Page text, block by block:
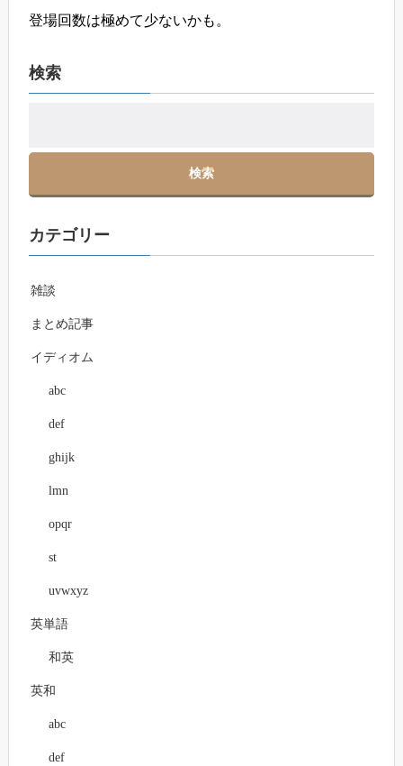
登場回数は極めて少ないかも。
検索
カテゴリー
雑談
まとめ記事
イディオム
abc
def
ghijk
lmn
opqr
st
uvwxyz
英単語
和英
英和
abc
def